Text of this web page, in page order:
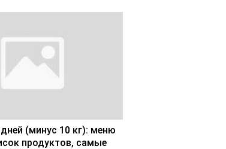
(минус 10 кг): меню
продуктов, самые